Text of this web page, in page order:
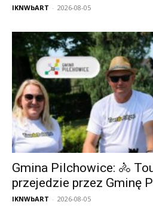
IKNWbART - 2026-08-05
Gmina Pilchowice: 🚴
przejedzie przez Gminę
IKNWbART - 2026-08-05